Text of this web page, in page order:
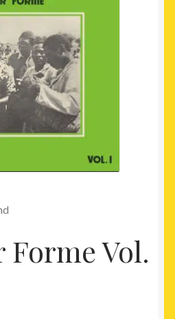
Forme Vol.